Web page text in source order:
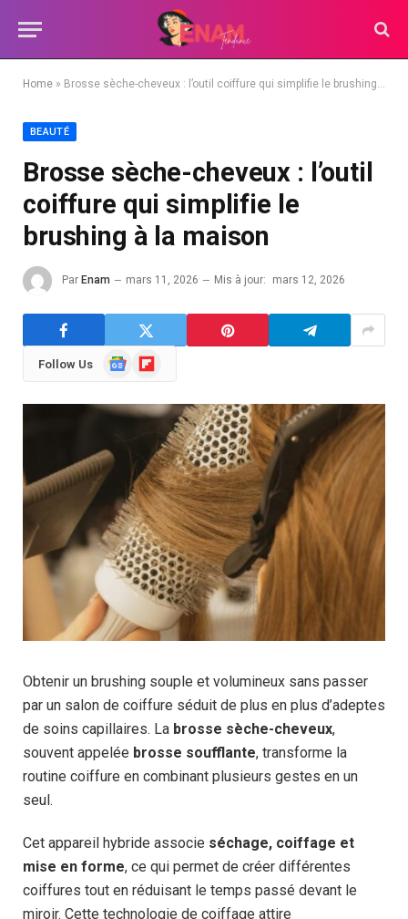
Home » Brosse sèche-cheveux : l’outil coiffure qui simplifie le brushing à la maison
BEAUTÉ
Brosse sèche-cheveux : l’outil
coiffure qui simplifie le
brushing à la maison
Par Enam mars 11, 2026 Mis à jour: mars 12, 2026
Follow Us
GoogleFlipboard
Obtenir un brushing souple et volumineux sans passer
par un salon de coiffure séduit de plus en plus d’adeptes
de soins capillaires. La brosse sèche-cheveux,
souvent appelée brosse soufflante, transforme la
routine coiffure en combinant plusieurs gestes en un
seul.
Cet appareil hybride associe séchage, coiffage et
mise en forme, ce qui permet de créer différentes
coiffures tout en réduisant le temps passé devant le
miroir. Cette technologie de coiffage attire